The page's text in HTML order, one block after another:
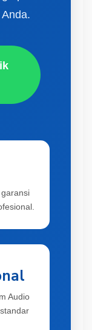
Audio